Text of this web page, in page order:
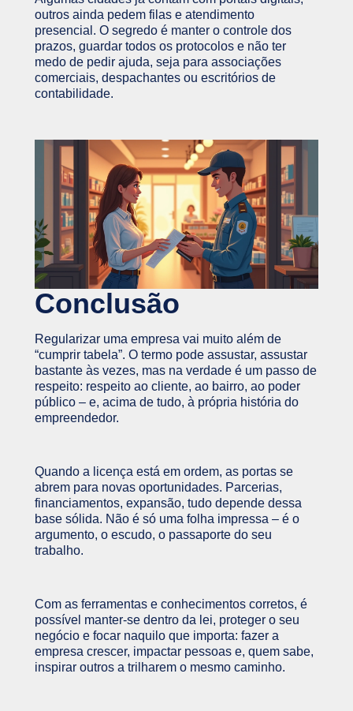
outros ainda pedem filas e atendimento
presencial. O segredo é manter o controle dos
prazos, guardar todos os protocolos e não ter
medo de pedir ajuda, seja para associações
comerciais, despachantes ou escritórios de
contabilidade.
Conclusão
Regularizar uma empresa vai muito além de
“cumprir tabela”. O termo pode assustar, assustar
bastante às vezes, mas na verdade é um passo de
respeito: respeito ao cliente, ao bairro, ao poder
público – e, acima de tudo, à própria história do
empreendedor.
Quando a licença está em ordem, as portas se
abrem para novas oportunidades. Parcerias,
financiamentos, expansão, tudo depende dessa
base sólida. Não é só uma folha impressa – é o
argumento, o escudo, o passaporte do seu
trabalho.
Com as ferramentas e conhecimentos corretos, é
possível manter-se dentro da lei, proteger o seu
negócio e focar naquilo que importa: fazer a
empresa crescer, impactar pessoas e, quem sabe,
inspirar outros a trilharem o mesmo caminho.